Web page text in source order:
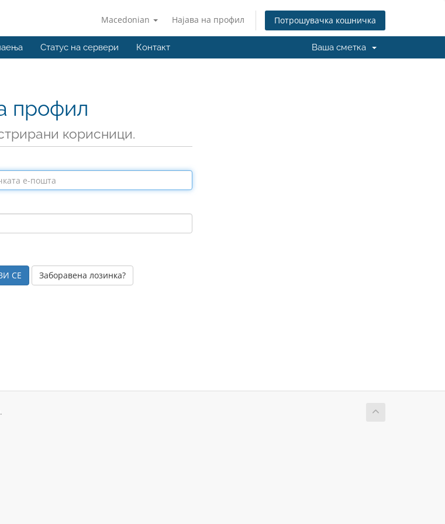
Macedonian Најава на профил Потрошувачка кошничка
Статус на сервери Контакт Ваша сметка
профил
корисници.
Заборавена лозинка?